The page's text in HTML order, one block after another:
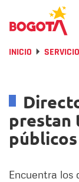
INICIO
prestan
Encuentra los